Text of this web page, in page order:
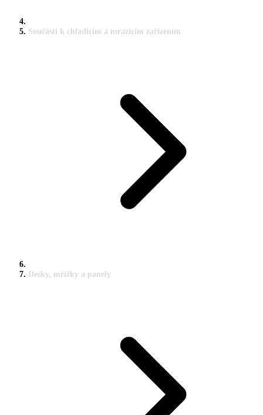
Součásti k chladicím a mrazicím zařízením
Desky, mřížky a panely